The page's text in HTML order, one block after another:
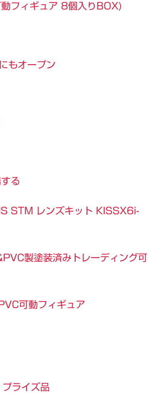
フィギュア 8個入りBOX)
もオープン
る
STM レンズキット KISSX6i-
製塗装済みトレーディング可
可動フィギュア
ライズ品